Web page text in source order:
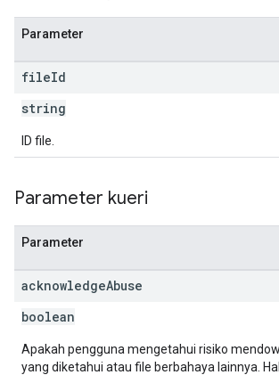
Parameter
fileId
string
ID file.
Parameter kueri
Parameter
acknowledgeAbuse
boolean
Apakah pengguna mengetahui risiko
yang diketahui atau file berbahaya lainnya.